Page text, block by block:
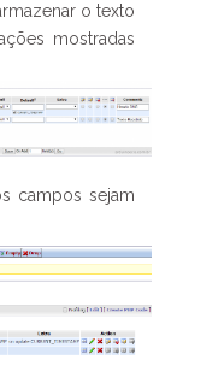
o texto
mostradas
campos sejam